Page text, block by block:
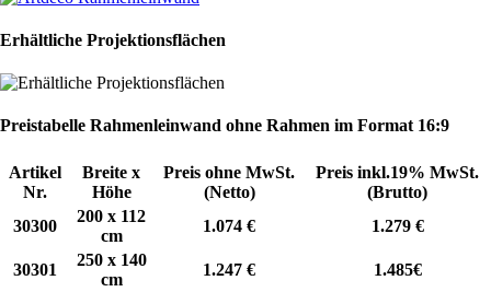
Erhältliche Projektionsflächen
Preistabelle Rahmenleinwand ohne Rahmen im Format 16:9
Artikel
Nr.
Breite x
Höhe
Preis ohne MwSt.
(Netto)
Preis inkl.19% MwSt.
(Brutto)
30300
200 x 112
cm
1.074 € 1.279 €
30301
250 x 140
cm
1.247 € 1.485€